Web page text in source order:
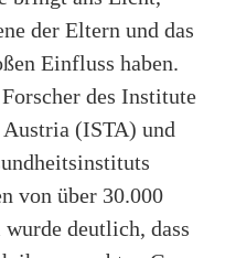
der Eltern und das
Einfluss haben.
des Institute
(ISTA) und
von über 30.000
deutlich, dass